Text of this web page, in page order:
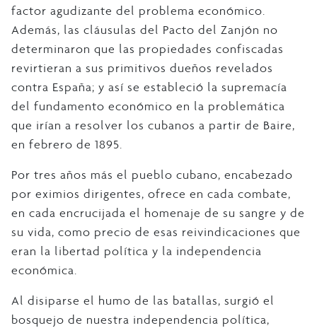
factor agudizante del problema económico.
Además, las cláusulas del Pacto del Zanjón no
determinaron que las propiedades confiscadas
revirtieran a sus primitivos dueños revelados
contra España; y así se estableció la supremacía
del fundamento económico en la problemática
que irían a resolver los cubanos a partir de Baire,
en febrero de 1895.
Por tres años más el pueblo cubano, encabezado
por eximios dirigentes, ofrece en cada combate,
en cada encrucijada el homenaje de su sangre y de
su vida, como precio de esas reivindicaciones que
eran la libertad política y la independencia
económica.
Al disiparse el humo de las batallas, surgió el
bosquejo de nuestra independencia política,